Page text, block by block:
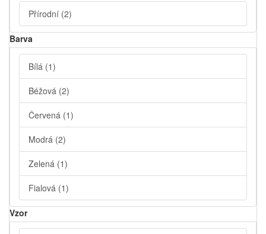
Přírodní (2)
Barva
Bílá (1)
Béžová (2)
Červená (1)
Modrá (2)
Zelená (1)
Fialová (1)
Vzor